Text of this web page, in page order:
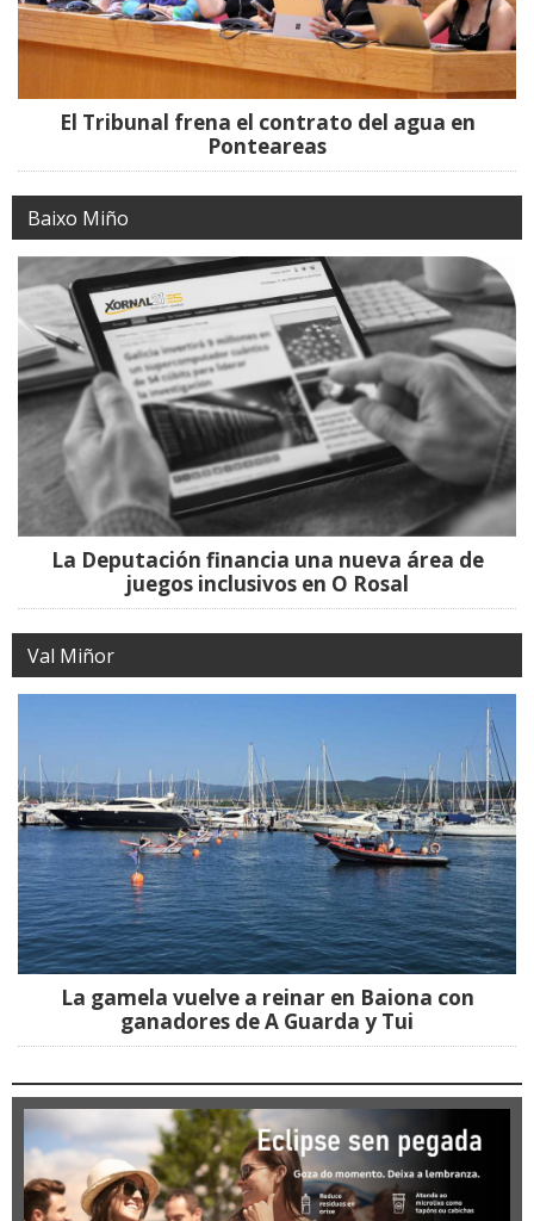
El Tribunal frena el contrato del agua en
Ponteareas
Baixo Miño
La Deputación financia una nueva área de
juegos inclusivos en O Rosal
Val Miñor
La gamela vuelve a reinar en Baiona con
ganadores de A Guarda y Tui